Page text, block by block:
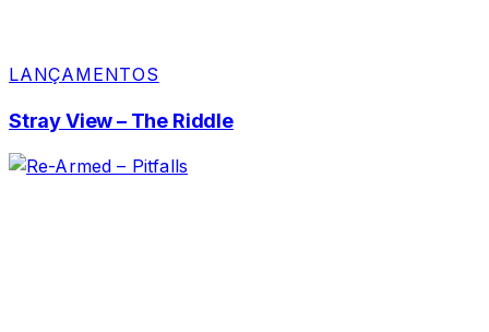
LANÇAMENTOS
Stray View – The Riddle